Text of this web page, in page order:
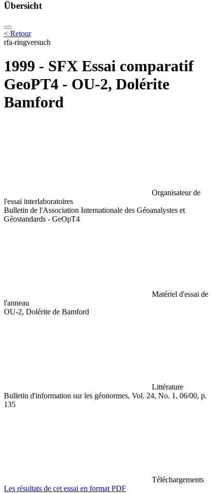
Übersicht
< Retour
rfa-ringversuch
1999 - SFX Essai comparatif
GeoPT4 - OU-2, Dolérite
Bamford
Organisateur de
l'essai interlaboratoires
Bulletin de l'Association Internationale des Géoanalystes et
Géostandards - GeOpT4
Matériel d'essai de
l'anneau
OU-2, Dolérite de Bamford
Littérature
Bulletin d'information sur les géonormes, Vol. 24, No. 1, 06/00, p.
135
Téléchargements
Les résultats de cet essai en format PDF